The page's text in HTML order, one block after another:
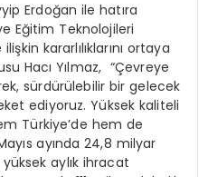
Erdoğan ile hatıra
Eğitim Teknolojileri
kararlılıklarını ortaya
Hacı Yılmaz, “Çevreye
sürdürülebilir bir gelecek
ediyoruz. Yüksek kaliteli
Türkiye’de hem de
ayında 24,8 milyar
aylık ihracat